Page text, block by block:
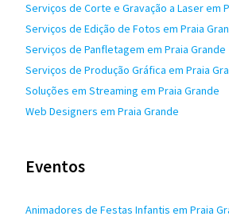
Serviços de Corte e Gravação a Laser em
Serviços de Edição de Fotos em Praia
Serviços de Panfletagem em Praia Grande
Serviços de Produção Gráfica em Praia
Soluções em Streaming em Praia Grande
Web Designers em Praia Grande
Eventos
Animadores de Festas Infantis em Praia